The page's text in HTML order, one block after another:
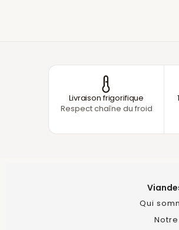
Livraison frigorifique
Respect chaîne du froid
Qui